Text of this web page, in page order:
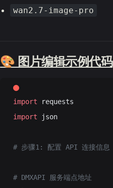
wan2.7-image-pro
🎨 图片编辑示例代码
import requests
import json
# 步骤1: 配置 API 连接信息
# DMXAPI 服务端点地址